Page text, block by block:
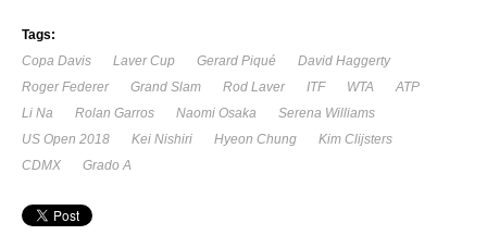
Tags:
Copa Davis
Laver Cup Gerard Piqué
David Haggerty
Roger Federer
Grand Slam Rod Laver ITF WTA
ATP
Li Na
Rolan Garros Naomi Osaka
Serena Williams
US Open 2018
Kei Nishiri Hyeon Chung
Kim Clijsters
CDMX
Grado A